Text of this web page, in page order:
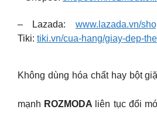
– Lazada: www.lazada.vn/
Tiki: tiki.vn/cua-hang/giay-dep-
Không dùng hóa chất hay bột
mạnh ROZMODA liên tục đổi